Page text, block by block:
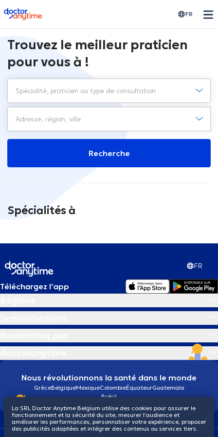
doctoranytime FR
Trouvez le meilleur praticien
pour vous à !
Recherche
Spécialités à
FR
Téléchargez l’app
Nous révolutionnons la santé dans le monde
GrèceBelgiqueMexiqueColombieÉquateurGuatemala
Brésil
La SRL Doctor Anytime Belgium utilise des cookies pour assurer le
fonctionnement et la sécurité du site, mesurer l’audience et
améliorer les performances, personnaliser votre expérience, proposer
des publicités adaptées et intégrer des contenus ou services tiers.